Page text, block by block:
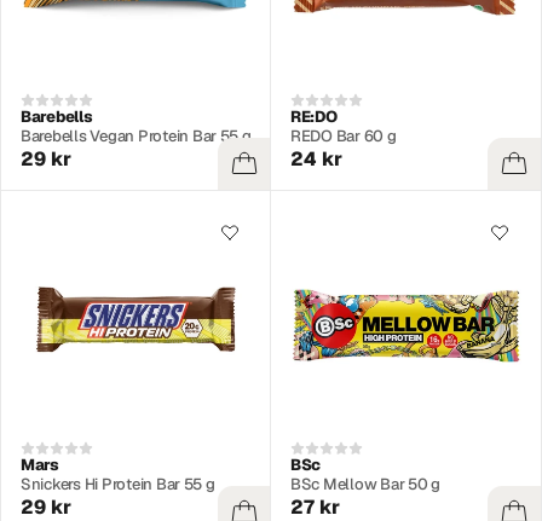
Barebells
Barebells Vegan Protein Bar 55 g
29 kr
RE:DO
REDO Bar 60 g
24 kr
Mars
Snickers Hi Protein Bar 55 g
29 kr
BSc
BSc Mellow Bar 50 g
27 kr